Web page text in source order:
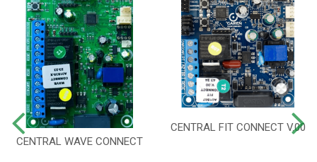
CENTRAL WAVE CONNECT
CENTRAL FIT CONNECT V.00